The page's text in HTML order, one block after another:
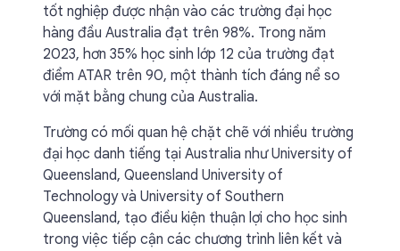
tốt nghiệp được nhận vào các trường đại học
hàng đầu Australia đạt trên 98%. Trong năm
2023, hơn 35% học sinh lớp 12 của trường đạt
điểm ATAR trên 90, một thành tích đáng nể so
với mặt bằng chung của Australia.
Trường có mối quan hệ chặt chẽ với nhiều trường
đại học danh tiếng tại Australia như University of
Queensland, Queensland University of
Technology và University of Southern
Queensland, tạo điều kiện thuận lợi cho học sinh
trong việc tiếp cận các chương trình liên kết và